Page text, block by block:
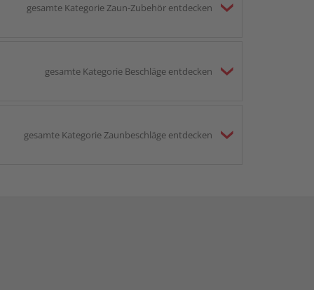
gesamte Kategorie Zaun-Zubehör entdecken
gesamte Kategorie Beschläge entdecken
gesamte Kategorie Zaunbeschläge entdecken